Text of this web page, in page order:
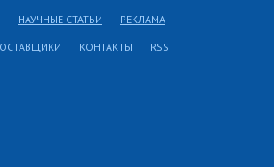
НАУЧНЫЕ СТАТЬИ РЕКЛАМА
КОНТАКТЫ RSS